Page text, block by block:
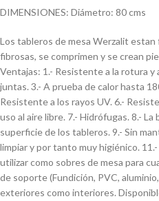
DIMENSIONES: Diámetro: 80 cms
Los tableros de mesa Werzalit estan
fibrosas, se comprimen y se crean
Ventajas: 1.- Resistente a la rotura y
juntas. 3.- A prueba de calor hasta
Resistente a los rayos UV. 6.-
uso al aire libre. 7.- Hidrófugas. 8.-
superficie de los tableros. 9.- Sin
limpiar y por tanto muy higiénico.
utilizar como sobres de mesa para
de soporte (Fundición, PVC,
exteriores como interiores.